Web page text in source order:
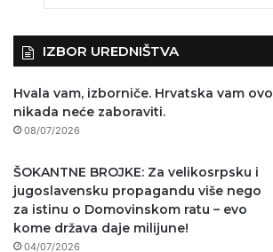
IZBOR UREDNIŠTVA
Hvala vam, izborniče. Hrvatska vam ovo
nikada neće zaboraviti.
08/07/2026
ŠOKANTNE BROJKE: Za velikosrpsku i
jugoslavensku propagandu više nego
za istinu o Domovinskom ratu – evo
kome država daje milijune!
04/07/2026